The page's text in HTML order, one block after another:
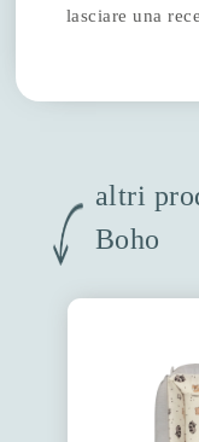
lasciare una
altri
Boho